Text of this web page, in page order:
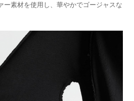
ー素材を使用し、華やかでゴージャスな